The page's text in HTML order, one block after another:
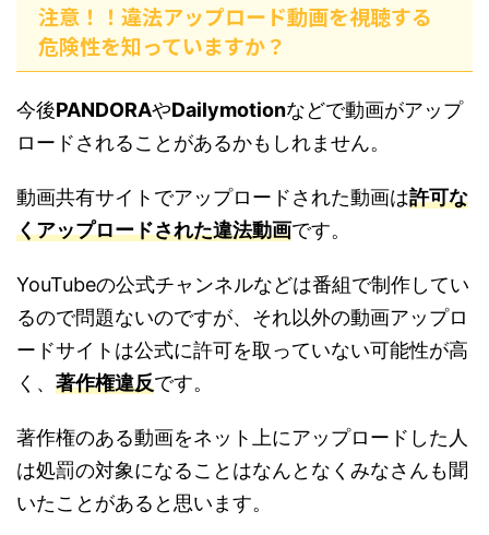
注意！！違法アップロード動画を視聴する
危険性を知っていますか？
今後PANDORAやDailymotionなどで動画がアップ
ロードされることがあるかもしれません。
動画共有サイトでアップロードされた動画は許可な
くアップロードされた違法動画です。
YouTubeの公式チャンネルなどは番組で制作してい
るので問題ないのですが、それ以外の動画アップロ
ードサイトは公式に許可を取っていない可能性が高
く、 著作権違反です。
著作権のある動画をネット上にアップロードした人
は処罰の対象になることはなんとなくみなさんも聞
いたことがあると思います。